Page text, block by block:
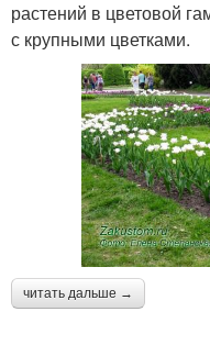
растений в цветовой
с крупными цветками.
читать дальше →